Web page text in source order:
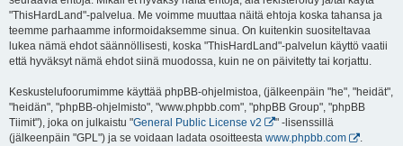
"ThisHardLand"-palvelua. Me voimme muuttaa näitä ehtoja koska tahansa ja
teemme parhaamme informoidaksemme sinua. On kuitenkin suositeltavaa
lukea nämä ehdot säännöllisesti, koska "ThisHardLand"-palvelun käyttö vaatii
että hyväksyt nämä ehdot siinä muodossa, kuin ne on päivitetty tai korjattu.
Keskustelufoorumimme käyttää phpBB-ohjelmistoa, (jälkeenpäin "he", "heidät",
"heidän", "phpBB-ohjelmisto", "www.phpbb.com", "phpBB Group", "phpBB
Tiimit"), joka on julkaistu "General Public License v2
" -lisenssillä
(jälkeenpäin "GPL") ja se voidaan ladata osoitteesta www.phpbb.com
.